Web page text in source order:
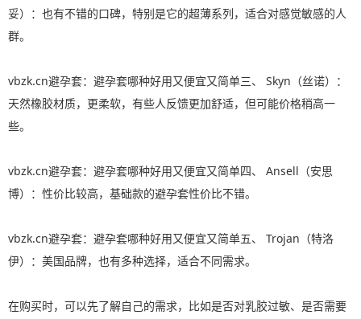
妥）：也有不错的口碑，特别是它的超薄系列，适合对感觉敏感的人
群。
vbzk.cn避孕套：避孕套哪种好用又便宜又简单三、 Skyn（丝诺）：
天然橡胶材质，更柔软，有些人反馈更加舒适，但可能价格稍高一
些。
vbzk.cn避孕套：避孕套哪种好用又便宜又简单四、 Ansell（安思
博）：性价比较高，基础款的避孕套性价比不错。
vbzk.cn避孕套：避孕套哪种好用又便宜又简单五、 Trojan（特洛
伊）：美国品牌，也有多种选择，适合不同需求。
在购买时，可以先了解自己的需求，比如是否对乳胶过敏、是否需要